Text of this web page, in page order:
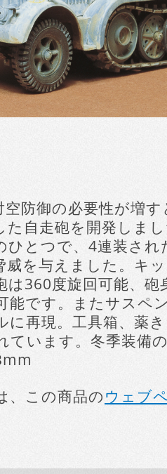
空防御の必要性が増
た自走砲を開発しま
ひとつで、4連装さ
威を与えました。キ
は360度旋回可能、
能です。またサスペ
に再現。工具箱、薬
ています。冬季装備
、この商品のウェブ